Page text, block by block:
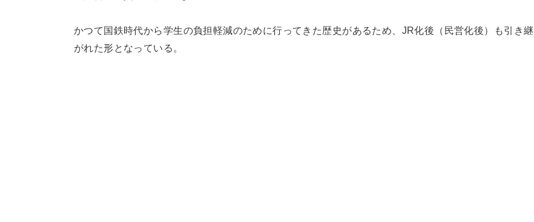
かつて国鉄時代から学生の負担軽減のために行ってきた歴史があるため、JR化後（民営化後）も引き継
がれた形となっている。